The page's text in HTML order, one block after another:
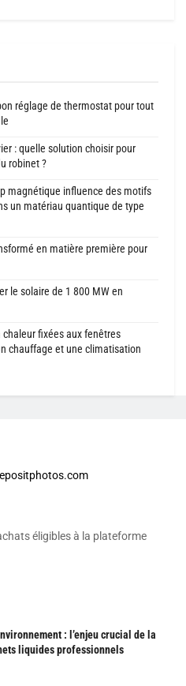
réglage de thermostat pour tout
: quelle solution choisir pour
robinet ?
magnétique influence des motifs
un matériau quantique de type
en matière première pour
le solaire de 1 800 MW en
chaleur fixées aux fenêtres
chauffage et une climatisation
éligibles à la plateforme
: l’enjeu crucial de la
liquides professionnels